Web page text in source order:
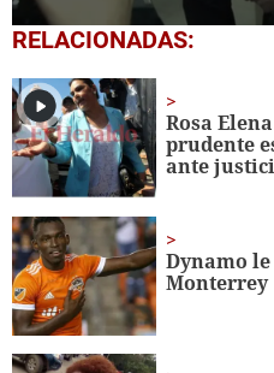
0
seconds
1
minute,
20
seconds
RELACIONADAS:
Rosa
prudente
ante
Dynamo
Monterrey